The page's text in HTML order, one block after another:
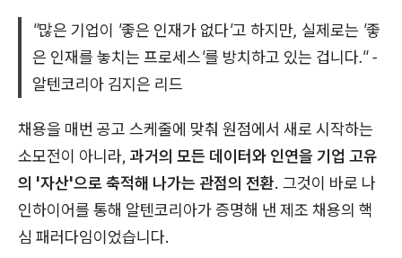
"많은 기업이 '좋은 인재가 없다'고 하지만, 실제로는 '좋
은 인재를 놓치는 프로세스'를 방치하고 있는 겁니다." -
알텐코리아 김지은 리드
채용을 매번 공고 스케줄에 맞춰 원점에서 새로 시작하는
소모전이 아니라, 과거의 모든 데이터와 인연을 기업 고유
의 '자산'으로 축적해 나가는 관점의 전환. 그것이 바로 나
인하이어를 통해 알텐코리아가 증명해 낸 제조 채용의 핵
심 패러다임이었습니다.